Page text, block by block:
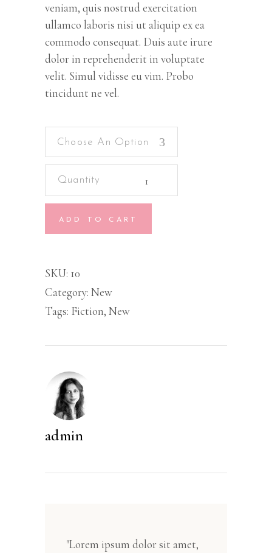
veniam, quis nostrud exercitation
ullamco laboris nisi ut aliquip ex ea
commodo consequat. Duis aute irure
dolor in reprehenderit in voluptate
velit. Simul vidisse eu vim. Probo
tincidunt ne vel.
Choose An Option
Trilogy
quantity
ADD TO CART
SKU: 10
Category: New
Tags: Fiction, New
admin
"Lorem ipsum dolor sit amet,